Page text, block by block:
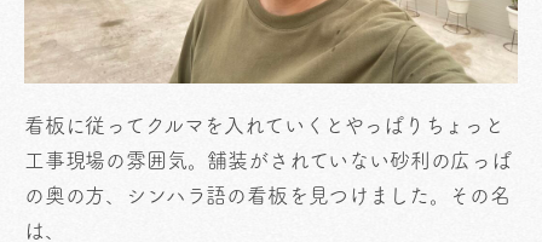
看板に従ってクルマを入れていくとやっぱりちょっと
工事現場の雰囲気。舗装がされていない砂利の広っぱ
の奥の方、シンハラ語の看板を見つけました。その名
は、